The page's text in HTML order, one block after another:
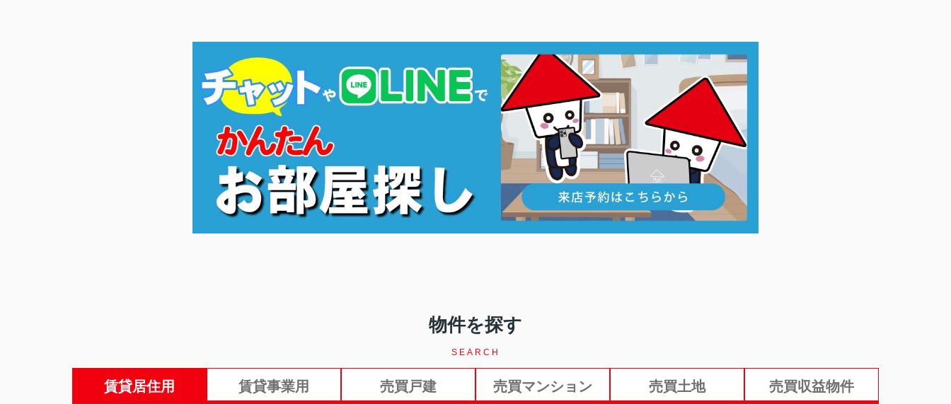
物件を探す
SEARCH
賃貸居住用 賃貸事業用 売買戸建 売買マンション 売買土地 売買収益物件